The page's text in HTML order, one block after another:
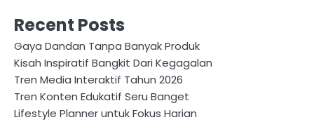
Recent Posts
Gaya Dandan Tanpa Banyak Produk
Kisah Inspiratif Bangkit Dari Kegagalan
Tren Media Interaktif Tahun 2026
Tren Konten Edukatif Seru Banget
Lifestyle Planner untuk Fokus Harian